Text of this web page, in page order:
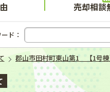
売却相談
ド：
郡山市田村町東山第1 【1号